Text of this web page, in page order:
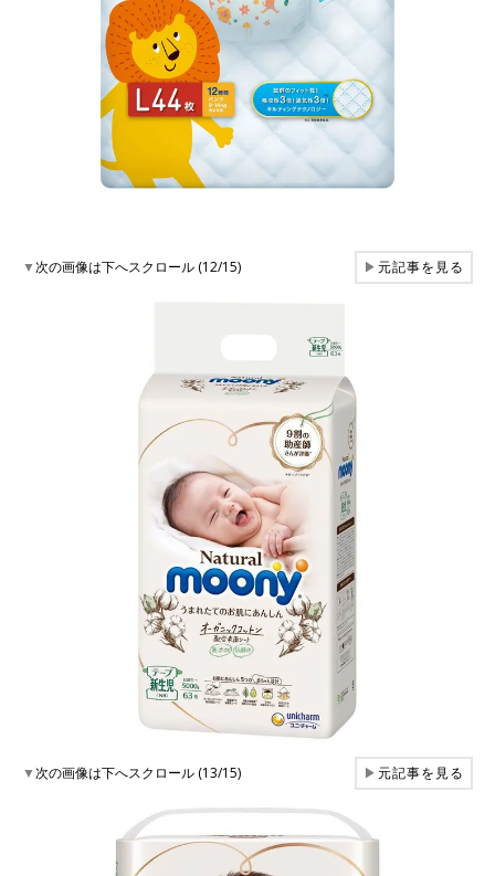
▼次の画像は下へスクロール (12/15) ▶元記事を見る
▼次の画像は下へスクロール (13/15) ▶元記事を見る